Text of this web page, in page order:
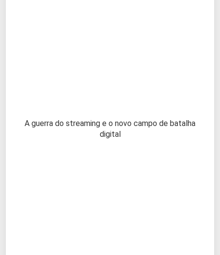
A guerra do streaming e o novo campo de batalha
digital